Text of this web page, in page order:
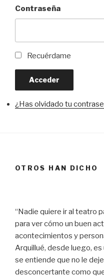
Contraseña
Recuérdame
Acceder
¿Has olvidado tu
OTROS HAN DICHO
“Nadie quiere ir al teatro
para ver cómo un buen
acontecimientos y
Arquillué, desde luego,
se entiende que no le
desconcertante como